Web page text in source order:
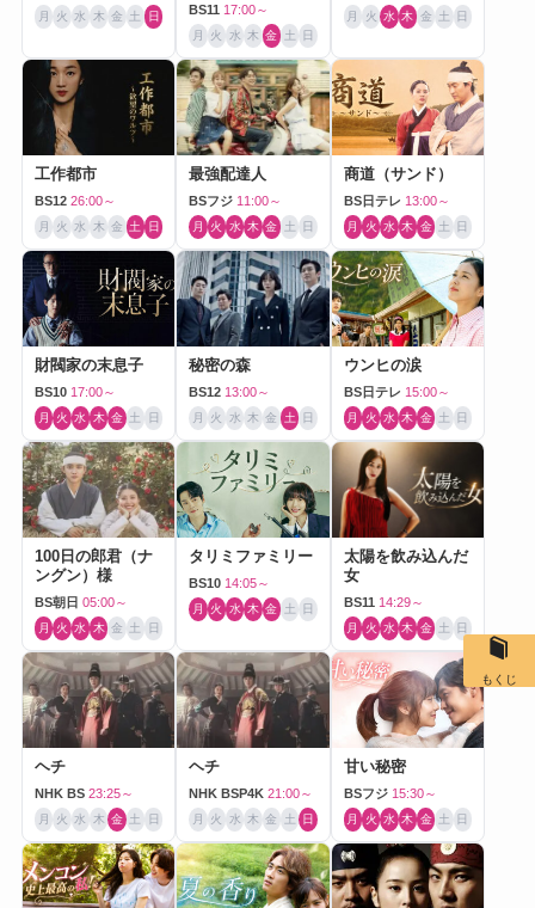
月 火 水 木 金 土 日 BS11 17:00～
月 火 水 木 金 土 日
月 火 水 木 金 土 日
工作都市
BS12 26:00～
月 火 水 木 金 土 日
最強配達人
BSフジ 11:00～
月 火 水 木 金 土 日
商道（サンド）
BS日テレ 13:00～
月 火 水 木 金 土 日
財閥家の末息子
BS10 17:00～
月 火 水 木 金 土 日
秘密の森
BS12 13:00～
月 火 水 木 金 土 日
ウンヒの涙
BS日テレ 15:00～
月 火 水 木 金 土 日
100日の郎君（ナ
ングン）様
BS朝日 05:00～
月 火 水 木 金 土 日
タリミファミリー
BS10 14:05～
月 火 水 木 金 土 日
太陽を飲み込んだ
女
BS11 14:29～
月 火 水 木 金 土 日
ヘチ
NHK BS 23:25～
月 火 水 木 金 土 日
ヘチ
NHK BSP4K 21:00～
月 火 水 木 金 土 日
甘い秘密
BSフジ 15:30～
月 火 水 木 金 土 日
もくじ